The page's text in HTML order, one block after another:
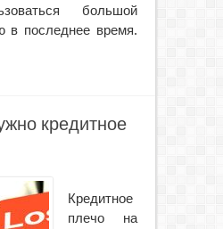
большой
в последнее время.
кредитное
Кредитное
плечо на